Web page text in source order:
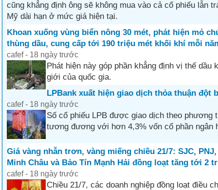
cũng khẳng định ông sẽ không mua vào cả cổ phiếu lẫn
Mỹ dài hạn ở mức giá hiện tại.
Khoan xuống vùng biển nông 30 mét, phát hiện mỏ
thùng dầu, cung cấp tới 190 triệu mét khối khí mỗi
cafef - 18 ngày trước
Phát hiện này góp phần khẳng định vị thế dầu
giới của quốc gia.
LPBank xuất hiện giao dịch thỏa thuận đột
cafef - 18 ngày trước
Số cổ phiếu LPB được giao dịch theo phương
tương đương với hơn 4,3% vốn cổ phần ngân
Giá vàng nhẫn trơn, vàng miếng chiều 21/7: SJC,
Minh Châu và Bảo Tín Mạnh Hải đồng loạt tăng tới 2
cafef - 18 ngày trước
Chiều 21/7, các doanh nghiệp đồng loạt điều